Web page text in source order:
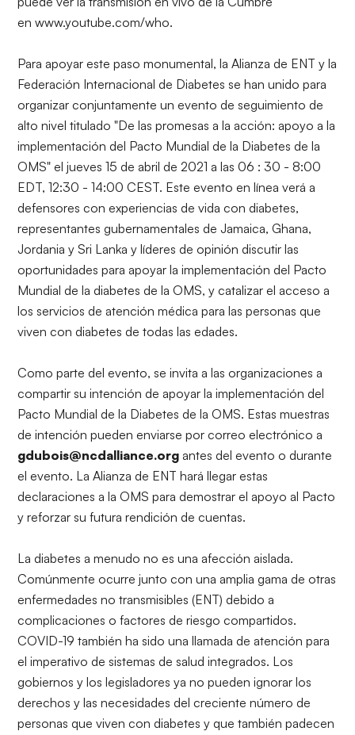
en www.youtube.com/who.
Para apoyar este paso monumental, la Alianza de ENT y la
Federación Internacional de Diabetes se han unido para
organizar conjuntamente un evento de seguimiento de
alto nivel titulado "De las promesas a la acción: apoyo a la
implementación del Pacto Mundial de la Diabetes de la
OMS" el jueves 15 de abril de 2021 a las 06 : 30 - 8:00
EDT, 12:30 - 14:00 CEST. Este evento en línea verá a
defensores con experiencias de vida con diabetes,
representantes gubernamentales de Jamaica, Ghana,
Jordania y Sri Lanka y líderes de opinión discutir las
oportunidades para apoyar la implementación del Pacto
Mundial de la diabetes de la OMS, y catalizar el acceso a
los servicios de atención médica para las personas que
viven con diabetes de todas las edades.
Como parte del evento, se invita a las organizaciones a
compartir su intención de apoyar la implementación del
Pacto Mundial de la Diabetes de la OMS. Estas muestras
de intención pueden enviarse por correo electrónico a
gdubois@ncdalliance.org antes del evento o durante
el evento. La Alianza de ENT hará llegar estas
declaraciones a la OMS para demostrar el apoyo al Pacto
y reforzar su futura rendición de cuentas.
La diabetes a menudo no es una afección aislada.
Comúnmente ocurre junto con una amplia gama de otras
enfermedades no transmisibles (ENT) debido a
complicaciones o factores de riesgo compartidos.
COVID-19 también ha sido una llamada de atención para
el imperativo de sistemas de salud integrados. Los
gobiernos y los legisladores ya no pueden ignorar los
derechos y las necesidades del creciente número de
personas que viven con diabetes y que también padecen